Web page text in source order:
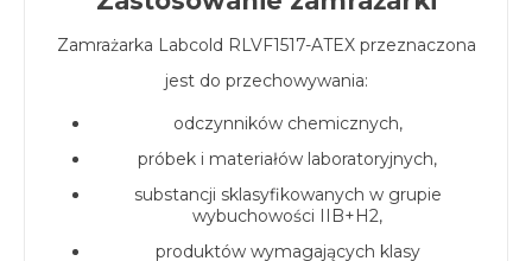
Zamrażarka Labcold RLVF1517-ATEX przeznaczona
jest do przechowywania:
odczynników chemicznych,
próbek i materiałów laboratoryjnych,
substancji sklasyfikowanych w grupie
wybuchowości IIB+H2,
produktów wymagających klasy